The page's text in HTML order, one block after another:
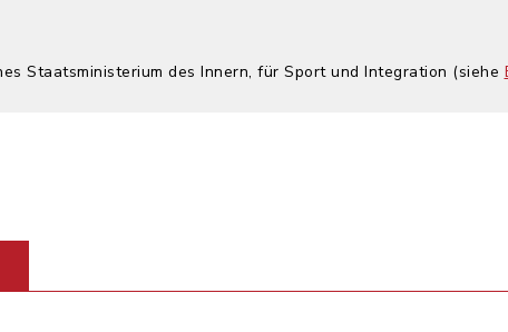
Staatsministerium des Innern, für Sport und Integration (siehe